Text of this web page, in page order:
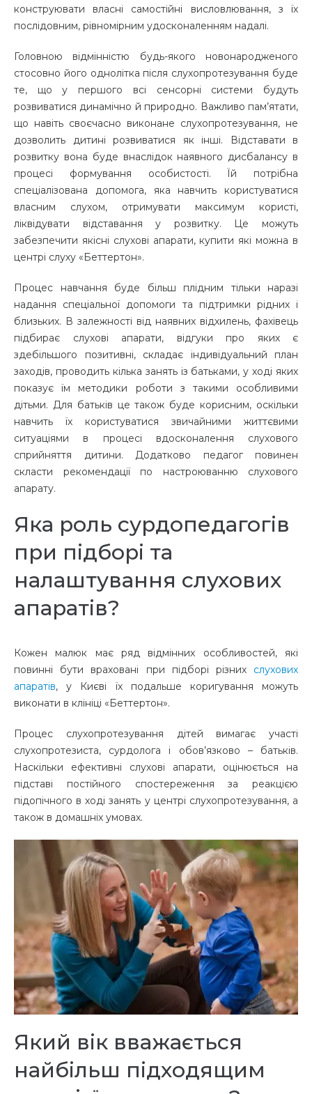
конструювати власні самостійні висловлювання, з їх
послідовним, рівномірним удосконаленням надалі.
Головною відмінністю будь-якого новонародженого
стосовно його однолітка після слухопротезування буде
те, що у першого всі сенсорні системи будуть
розвиватися динамічно й природно. Важливо пам’ятати,
що навіть своєчасно виконане слухопротезування, не
дозволить дитині розвиватися як інші. Відставати в
розвитку вона буде внаслідок наявного дисбалансу в
процесі формування особистості. Їй потрібна
спеціалізована допомога, яка навчить користуватися
власним слухом, отримувати максимум користі,
ліквідувати відставання у розвитку. Це можуть
забезпечити якісні слухові апарати, купити які можна в
центрі слуху «Беттертон».
Процес навчання буде більш плідним тільки наразі
надання спеціальної допомоги та підтримки рідних і
близьких. В залежності від наявних відхилень, фахівець
підбирає слухові апарати, відгуки про яких є
здебільшого позитивні, складає індивідуальний план
заходів, проводить кілька занять із батьками, у ході яких
показує їм методики роботи з такими особливими
дітьми. Для батьків це також буде корисним, оскільки
навчить їх користуватися звичайними життєвими
ситуаціями в процесі вдосконалення слухового
сприйняття дитини. Додатково педагог повинен
скласти рекомендації по настроюванню слухового
апарату.
Яка роль сурдопедагогів
при підборі та
налаштування слухових
апаратів?
Кожен малюк має ряд відмінних особливостей, які
повинні бути враховані при підборі різних слухових
апаратів, у Києві їх подальше коригування можуть
виконати в клініці «Беттертон».
Процес слухопротезування дітей вимагає участі
слухопротезиста, сурдолога і обов’язково – батьків.
Наскільки ефективні слухові апарати, оцінюється на
підставі постійного спостереження за реакцією
підопічного в ході занять у центрі слухопротезування, а
також в домашніх умовах.
Який вік вважається
найбільш підходящим